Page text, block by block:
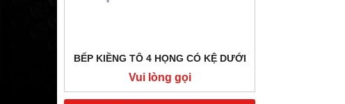
BẾP KIỀNG TÔ 4 HỌNG CÓ KỆ DƯỚI
Vui lòng gọi